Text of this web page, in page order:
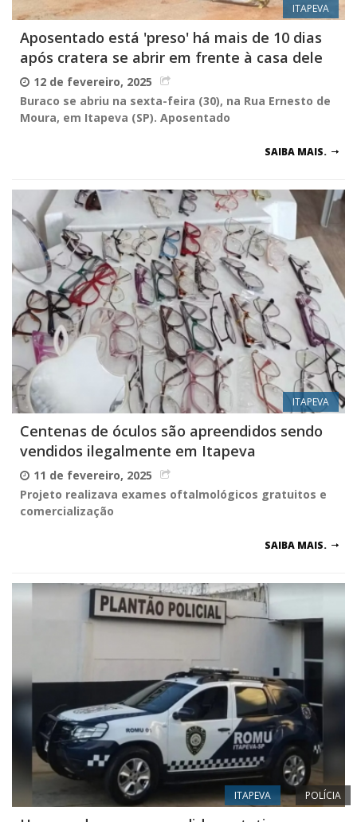
ITAPEVA
Aposentado está 'preso' há mais de 10 dias
após cratera se abrir em frente à casa dele
12 de fevereiro, 2025
Buraco se abriu na sexta-feira (30), na Rua Ernesto de
Moura, em Itapeva (SP). Aposentado
SAIBA MAIS.
ITAPEVA
Centenas de óculos são apreendidos sendo
vendidos ilegalmente em Itapeva
11 de fevereiro, 2025
Projeto realizava exames oftalmológicos gratuitos e
comercialização
SAIBA MAIS.
ITAPEVA POLÍCIA